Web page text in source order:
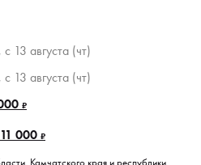
, c 13 августа (чт)
, c 13 августа (чт)
₽
000 ₽